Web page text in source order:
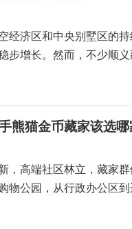
经济区和中央别墅区的持
步增长。然而，不少顺
熊猫金币藏家该选哪
，高端社区林立，藏家
物公园，从行政办公区